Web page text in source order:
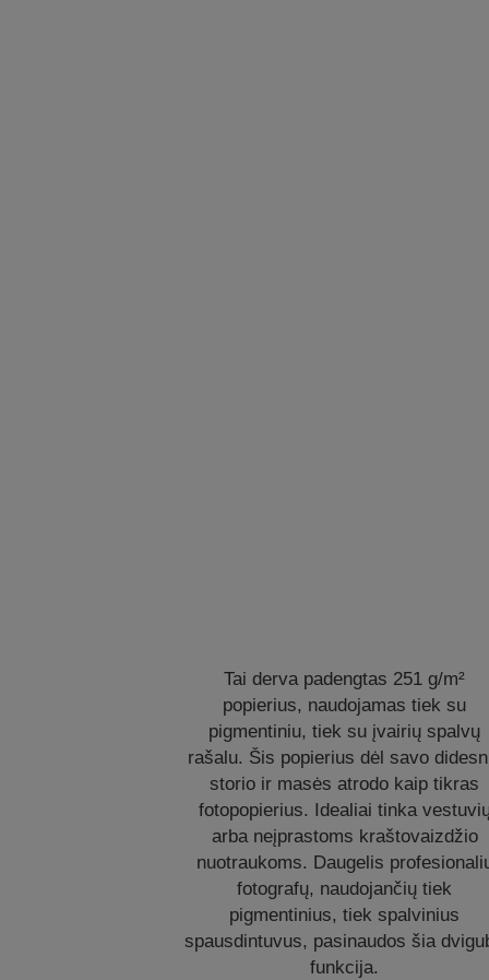
Tai derva padengtas 251 g/m²
popierius, naudojamas tiek su
pigmentiniu, tiek su įvairių spalvų
rašalu. Šis popierius dėl savo
storio ir masės atrodo kaip tikras
fotopopierius. Idealiai tinka
arba neįprastoms kraštovaizdžio
nuotraukoms. Daugelis
fotografų, naudojančių tiek
pigmentinius, tiek spalvinius
spausdintuvus, pasinaudos šia
funkcija.